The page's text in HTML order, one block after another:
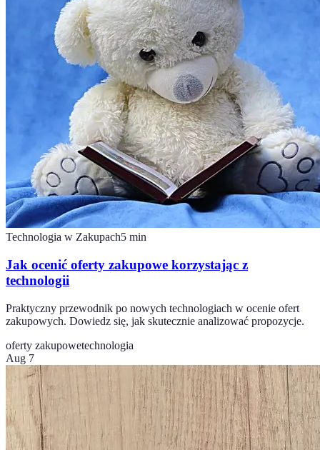
Technologia w Zakupach5 min
Jak ocenić oferty zakupowe korzystając z
technologii
Praktyczny przewodnik po nowych technologiach w ocenie ofert
zakupowych. Dowiedz się, jak skutecznie analizować propozycje.
oferty zakupowetechnologia
Aug 7